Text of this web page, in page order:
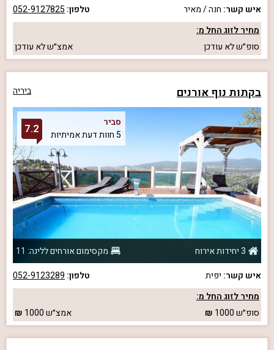
איש קשר: חנה / מאיר טלפון: 052-9127825
מחיר לזוג החל מ:
סופ״שלא עודכן אמצ״שלא עודכן
בקתות נוף אורנים ביריה
סביר
5 חוות דעת אמיתיות
7.2
3 יחידות אירוח
מקסימום אורחים ללינה: 11
איש קשר: יפית טלפון: 052-9123289
מחיר לזוג החל מ:
סופ״ש1000 אמצ״ש1000